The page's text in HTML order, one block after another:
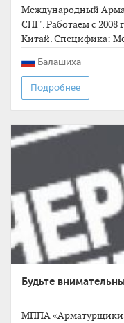
Международный
СНГ". Работаем с
Китай. Специфика:
89673704604
Балашиха
Подробнее
Будьте
МППА